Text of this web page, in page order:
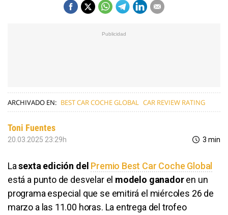
ARCHIVADO EN: BEST CAR COCHE GLOBAL CAR REVIEW RATING
Toni Fuentes
20.03.2025 23:29h 3 min
Lasexta edición del Premio Best Car Coche Global
está a punto de desvelar el modelo ganadoren un
programa especial que se emitirá el miércoles 26 de
marzo a las 11.00 horas. La entrega del trofeo